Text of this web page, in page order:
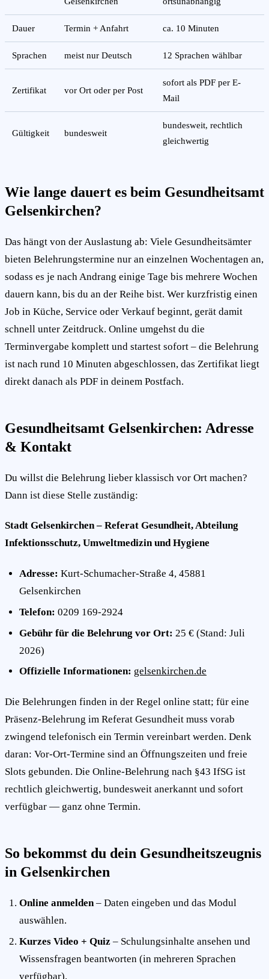
Dauer Termin + Anfahrt ca. 10 Minuten
Sprachen meist nur Deutsch 12 Sprachen wählbar
Zertifikat vor Ort oder per Post
sofort als PDF per E-
Mail
Gültigkeit bundesweit
bundesweit, rechtlich
gleichwertig
Wie lange dauert es beim Gesundheitsamt
Gelsenkirchen?
Das hängt von der Auslastung ab: Viele Gesundheitsämter
bieten Belehrungstermine nur an einzelnen Wochentagen an,
sodass es je nach Andrang einige Tage bis mehrere Wochen
dauern kann, bis du an der Reihe bist. Wer kurzfristig einen
Job in Küche, Service oder Verkauf beginnt, gerät damit
schnell unter Zeitdruck. Online umgehst du die
Terminvergabe komplett und startest sofort – die Belehrung
ist nach rund 10 Minuten abgeschlossen, das Zertifikat liegt
direkt danach als PDF in deinem Postfach.
Gesundheitsamt Gelsenkirchen: Adresse
& Kontakt
Du willst die Belehrung lieber klassisch vor Ort machen?
Dann ist diese Stelle zuständig:
Stadt Gelsenkirchen – Referat Gesundheit, Abteilung
Infektionsschutz, Umweltmedizin und Hygiene
Adresse: Kurt-Schumacher-Straße 4, 45881
Gelsenkirchen
Telefon: 0209 169-2924
Gebühr für die Belehrung vor Ort: 25 € (Stand: Juli
2026)
Offizielle Informationen: gelsenkirchen.de
Die Belehrungen finden in der Regel online statt; für eine
Präsenz-Belehrung im Referat Gesundheit muss vorab
zwingend telefonisch ein Termin vereinbart werden. Denk
daran: Vor-Ort-Termine sind an Öffnungszeiten und freie
Slots gebunden. Die Online-Belehrung nach §43 IfSG ist
rechtlich gleichwertig, bundesweit anerkannt und sofort
verfügbar — ganz ohne Termin.
So bekommst du dein Gesundheitszeugnis
in Gelsenkirchen
Online anmelden– Daten eingeben und das Modul
auswählen.
Kurzes Video + Quiz – Schulungsinhalte ansehen und
Wissensfragen beantworten (in mehreren Sprachen
verfügbar).